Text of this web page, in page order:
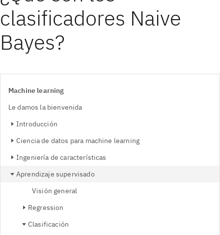
clasificadores Naive
Bayes?
Machine learning
Le damos la bienvenida
Introducción
Ciencia de datos para machine learning
Ingeniería de características
Aprendizaje supervisado
Visión general
Regression
Clasificación